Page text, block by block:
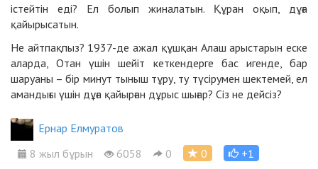
істейтін еді? Ел болып жиналатын. Құран оқып, дұға
қайырысатын.
Не айтпақпыз? 1937-де ажал құшқан Алаш арыстарын еске
аларда, Отан үшін шейіт кеткендерге бас игенде, бар
шаруаны – бір минут тыныш тұру, ту түсірумен шектемей, ел
амандығы үшін дұға қайырған дұрыс шығар? Сіз не дейсіз?
Ернар Елмуратов
8 жыл бұрын
6058 0 0 +1